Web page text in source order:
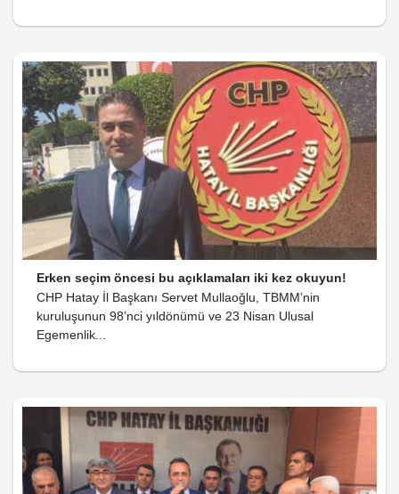
Erken seçim öncesi bu açıklamaları iki kez okuyun!
CHP Hatay İl Başkanı Servet Mullaoğlu, TBMM’nin
kuruluşunun 98’nci yıldönümü ve 23 Nisan Ulusal
Egemenlik...